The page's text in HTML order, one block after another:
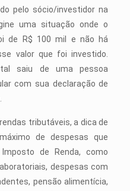
pelo sócio/investidor na
uma situação onde o
de R$ 100 mil e não há
valor que foi investido.
saiu de uma pessoa
com sua declaração de
tributáveis, a dica de
de despesas que
de Renda, como
despesas com
pensão alimentícia,